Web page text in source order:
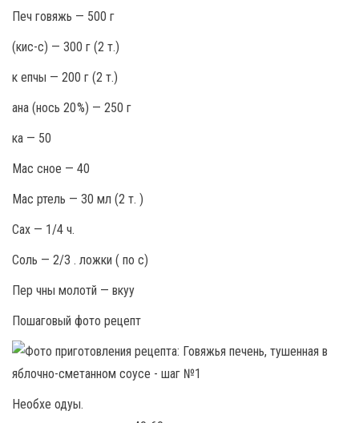
Печ говяжь — 500 г
(кис-с) — 300 г (2 т.)
к епчы — 200 г (2 т.)
ана (нось 20 %) — 250 г
ка — 50
Мас сное — 40
Мас ртель — 30 мл (2 т. )
Сах — 1/4 ч.
Соль — 2/3 . ложки ( по с)
Пер чны молотй — вкуу
Пошаговый фото рецепт
Необхе одуы.